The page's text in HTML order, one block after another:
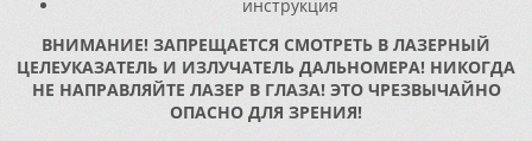
инструкция
ВНИМАНИЕ! ЗАПРЕЩАЕТСЯ СМОТРЕТЬ В ЛАЗЕРНЫЙ
ЦЕЛЕУКАЗАТЕЛЬ И ИЗЛУЧАТЕЛЬ ДАЛЬНОМЕРА! НИКОГДА
НЕ НАПРАВЛЯЙТЕ ЛАЗЕР В ГЛАЗА! ЭТО ЧРЕЗВЫЧАЙНО
ОПАСНО ДЛЯ ЗРЕНИЯ!